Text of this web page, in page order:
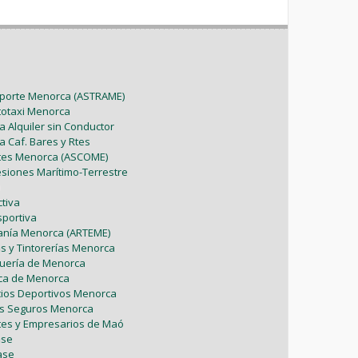
Menorca (ASTRAME)
Menorca
Alquiler sin Conductor
Caf. Bares y Rtes
Menorca (ASCOME)
Marítimo-Terrestre
Menorca (ARTEME)
y Tintorerías Menorca
de Menorca
de Menorca
Deportivos Menorca
Seguros Menorca
y Empresarios de Maó